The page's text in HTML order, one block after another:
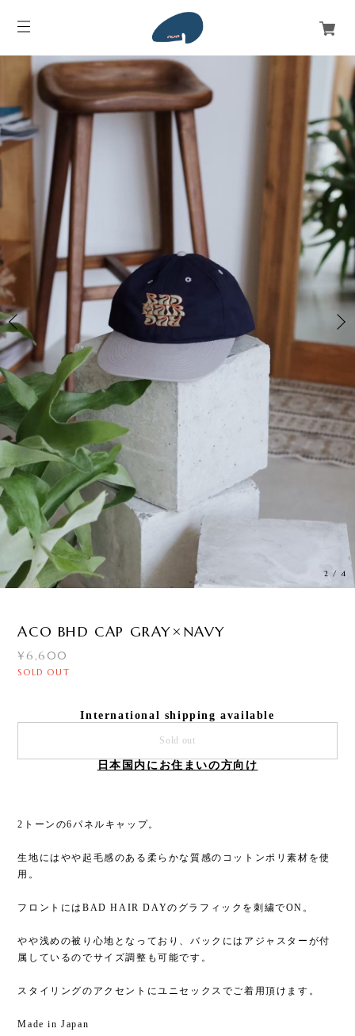
3 /4
ACO BHD CAP GRAY×NAVY
¥6,600
SOLD OUT
International shipping available
Sold out
日本国内にお住まいの方向け
2トーンの6パネルキャップ。
生地にはやや起毛感のある柔らかな質感のコットンポリ素材を使
用。
フロントにはBAD HAIR DAYのグラフィックを刺繍でON。
やや浅めの被り心地となっており、バックにはアジャスターが付
属しているのでサイズ調整も可能です。
スタイリングのアクセントにユニセックスでご着用頂けます。
Made in Japan